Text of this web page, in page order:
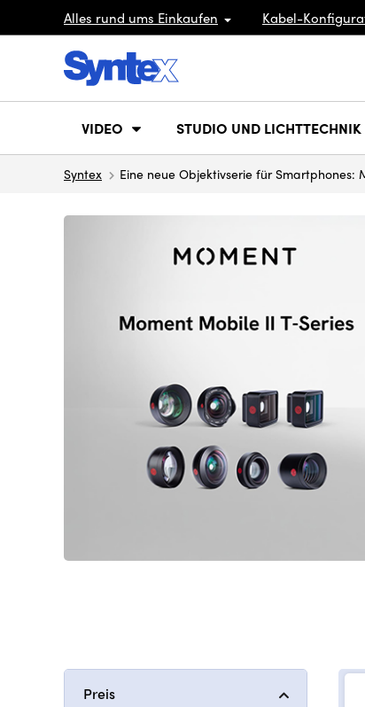
Alles rund ums Einkaufen Kabel-
VIDEO STUDIO UND LICHTTECHNIK
Syntex Eine neue Objektivserie für Smartphones:
Preis